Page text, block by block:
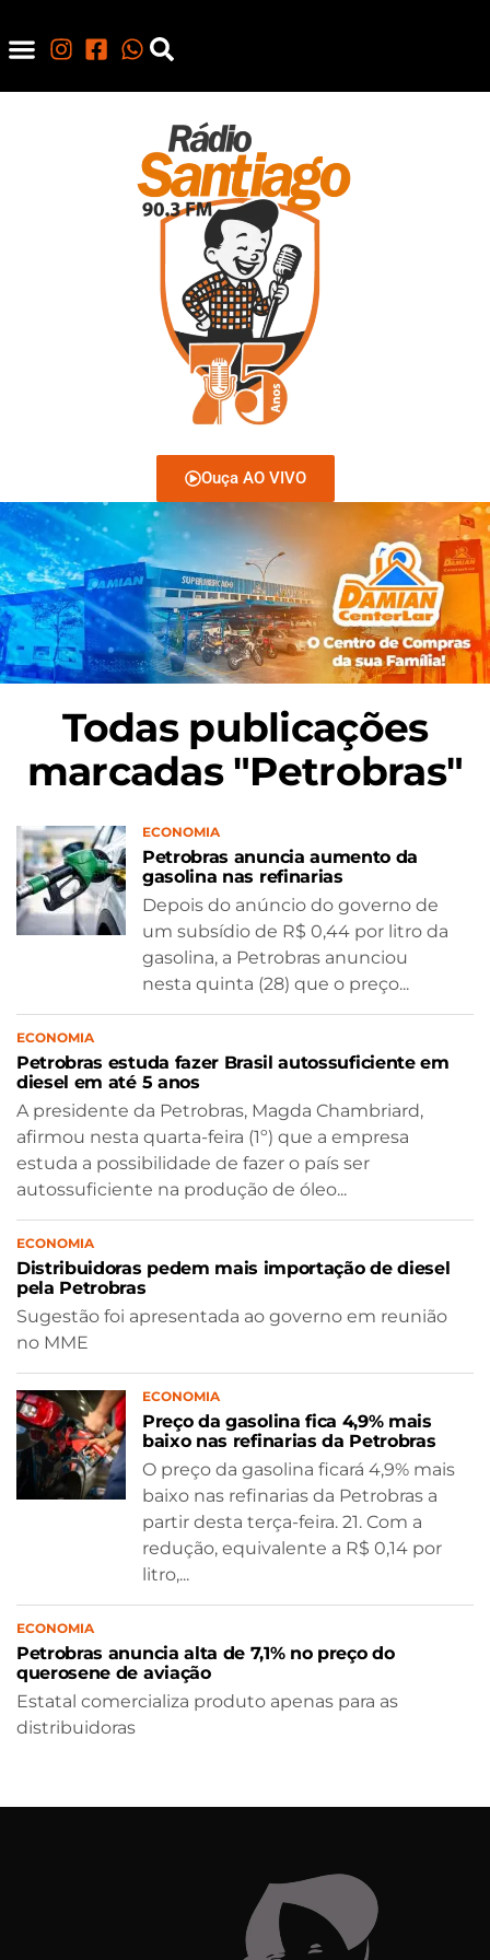
Ouça AO VIVO
Todas publicações
marcadas "Petrobras"
ECONOMIA
Petrobras anuncia aumento da
gasolina nas refinarias
Depois do anúncio do governo de
um subsídio de R$ 0,44 por litro da
gasolina, a Petrobras anunciou
nesta quinta (28) que o preço...
ECONOMIA
Petrobras estuda fazer Brasil autossuficiente em
diesel em até 5 anos
A presidente da Petrobras, Magda Chambriard,
afirmou nesta quarta-feira (1º) que a empresa
estuda a possibilidade de fazer o país ser
autossuficiente na produção de óleo...
ECONOMIA
Distribuidoras pedem mais importação de diesel
pela Petrobras
Sugestão foi apresentada ao governo em reunião
no MME
ECONOMIA
Preço da gasolina fica 4,9% mais
baixo nas refinarias da Petrobras
O preço da gasolina ficará 4,9% mais
baixo nas refinarias da Petrobras a
partir desta terça-feira. 21. Com a
redução, equivalente a R$ 0,14 por
litro,...
ECONOMIA
Petrobras anuncia alta de 7,1% no preço do
querosene de aviação
Estatal comercializa produto apenas para as
distribuidoras